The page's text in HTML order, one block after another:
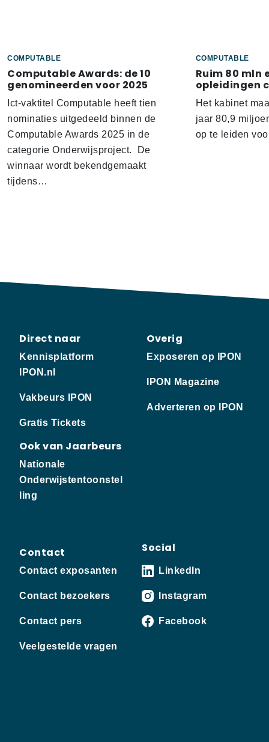
COMPUTABLE
Computable Awards: de 10
genomineerden voor 2025
Ict-vaktitel Computable heeft tien
nominaties uitgedeeld binnen de
Computable Awards 2025 in de
categorie Onderwijsproject. De
winnaar wordt bekendgemaakt
tijdens…
COMPUTABLE
Ruim 80 mln
opleidingen
Het kabinet
jaar 80,9
op te leiden
Direct naar
Kennisplatform
IPON.nl
Vakbeurs IPON
Gratis Tickets
Ook van Jaarbeurs
Nationale
Onderwijstentoonstel
ling
Overig
Exposeren op IPON
IPON Magazine
Adverteren op IPON
Contact
Contact exposanten
Contact bezoekers
Contact pers
Veelgestelde vragen
Social
LinkedIn
Instagram
Facebook